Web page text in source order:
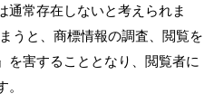
通常存在しないと考えられま
うと、商標情報の調査、閲覧を
を害することとなり、閲覧者に